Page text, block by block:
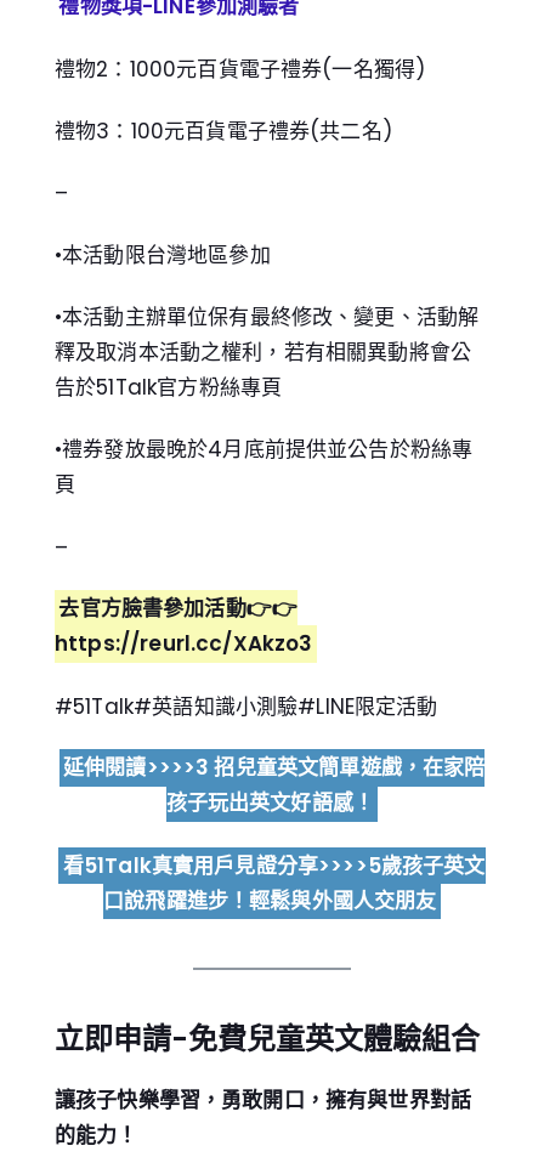
禮物獎項-LINE參加測驗者
禮物2：1000元百貨電子禮券(一名獨得)
禮物3：100元百貨電子禮券(共二名)
–
•本活動限台灣地區參加
•本活動主辦單位保有最終修改、變更、活動解
釋及取消本活動之權利，若有相關異動將會公
告於51Talk官方粉絲專頁
•禮券發放最晚於4月底前提供並公告於粉絲專
頁
–
去官方臉書參加活動👉👉
https://reurl.cc/XAkzo3
#51Talk#英語知識小測驗#LINE限定活動
延伸閱讀>>>>3 招兒童英文簡單遊戲，在家陪
孩子玩出英文好語感！
看51Talk真實用戶見證分享>>>>5歲孩子英文
口說飛躍進步！輕鬆與外國人交朋友
立即申請-免費兒童英文體驗組合
讓孩子快樂學習，勇敢開口，擁有與世界對話
的能力！